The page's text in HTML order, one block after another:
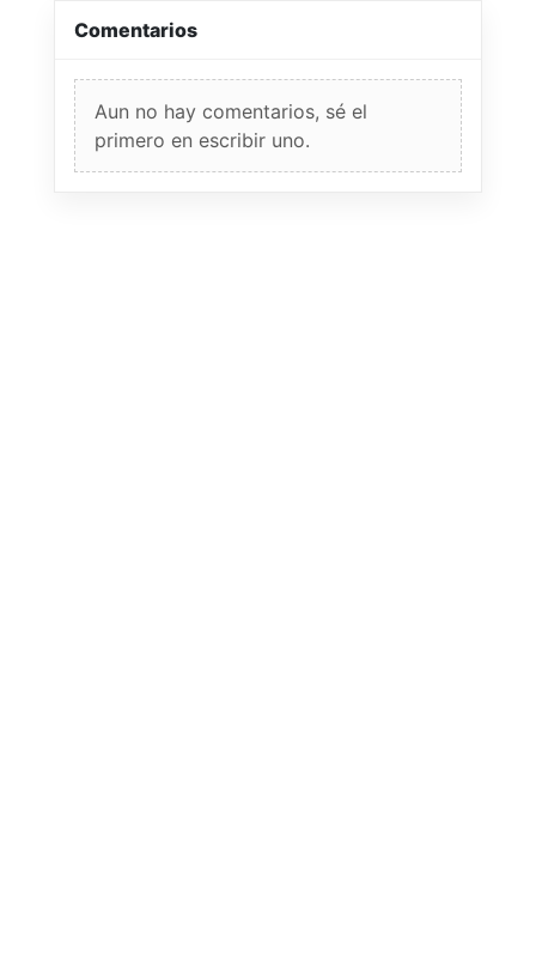
Comentarios
Aun no hay comentarios, sé el
primero en escribir uno.